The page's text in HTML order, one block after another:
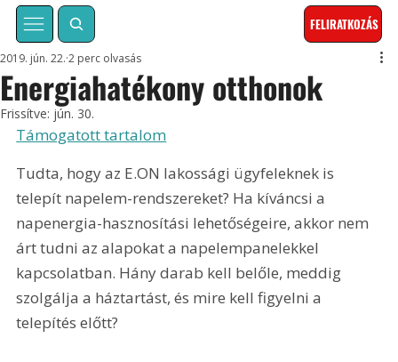
FELIRATKOZÁS
Energiahatékony otthonok
2019. jún. 22. 2 perc olvasás
Frissítve: jún. 30.
Támogatott tartalom
Tudta, hogy az E.ON lakossági ügyfeleknek is
telepít napelem-rendszereket? Ha kíváncsi a
napenergia-hasznosítási lehetőségeire, akkor nem
árt tudni az alapokat a napelempanelekkel
kapcsolatban. Hány darab kell belőle, meddig
szolgálja a háztartást, és mire kell figyelni a
telepítés előtt?